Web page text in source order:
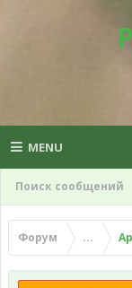
MENU
Поиск сообщений
Форум ...